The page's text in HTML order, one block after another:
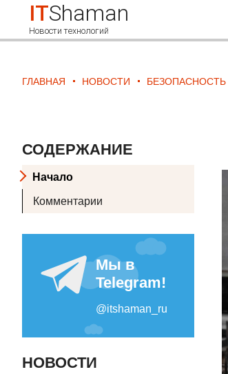
ITShaman
Новости технологий
ГЛАВНАЯ НОВОСТИ БЕЗОПАСНОСТЬ
СОДЕРЖАНИЕ
Начало
Комментарии
НОВОСТИ